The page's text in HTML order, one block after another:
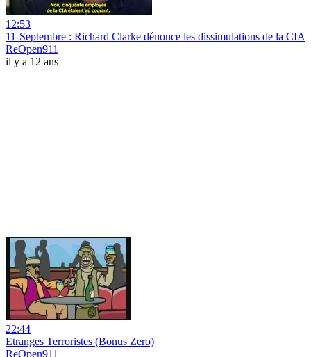
12:53
11-Septembre : Richard Clarke dénonce les dissimulations de la CIA
ReOpen911
il y a 12 ans
22:44
Etranges Terroristes (Bonus Zero)
ReOpen911